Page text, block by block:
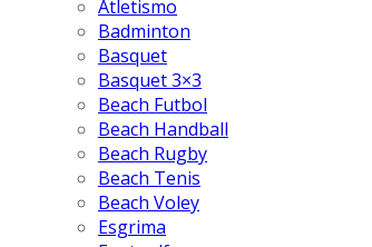
Atletismo
Badminton
Basquet
Basquet 3×3
Beach Futbol
Beach Handball
Beach Rugby
Beach Tenis
Beach Voley
Esgrima